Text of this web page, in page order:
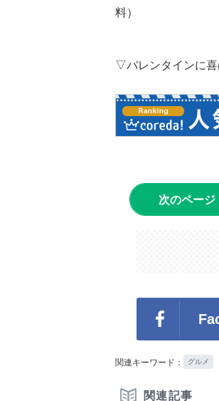
料）
▽バレンタインに喜
次のページ
関連キーワード： グルメ
関連記事